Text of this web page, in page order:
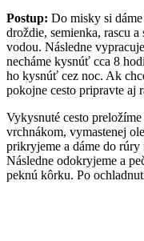
Postup: Do misky si
droždie, semienka, rascu
vodou. Následne
necháme kysnúť cca 8
ho kysnúť cez noc. Ak
pokojne cesto pripravte aj
Vykysnuté cesto
vrchnákom, vymastenej
prikryjeme a dáme do rúry
Následne odokryjeme a
peknú kôrku. Po